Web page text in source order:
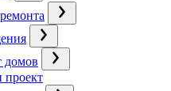
домов
проект